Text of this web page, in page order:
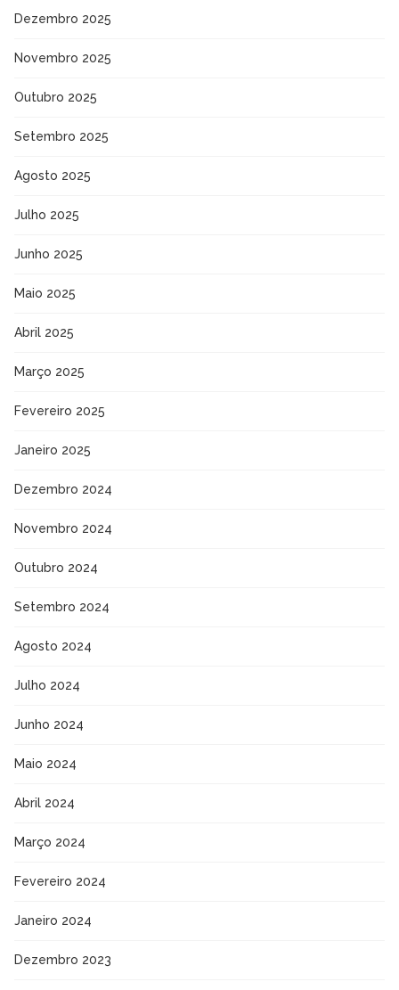
Dezembro 2025
Novembro 2025
Outubro 2025
Setembro 2025
Agosto 2025
Julho 2025
Junho 2025
Maio 2025
Abril 2025
Março 2025
Fevereiro 2025
Janeiro 2025
Dezembro 2024
Novembro 2024
Outubro 2024
Setembro 2024
Agosto 2024
Julho 2024
Junho 2024
Maio 2024
Abril 2024
Março 2024
Fevereiro 2024
Janeiro 2024
Dezembro 2023